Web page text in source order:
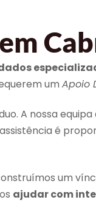
um Apoio
A nossa
é
um
ajudar com